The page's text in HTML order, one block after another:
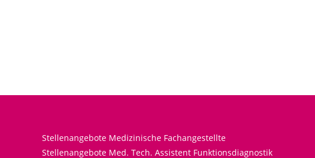
Stellenangebote Medizinische Fachangestellte
Stellenangebote Med. Tech. Assistent Funktionsdiagnostik